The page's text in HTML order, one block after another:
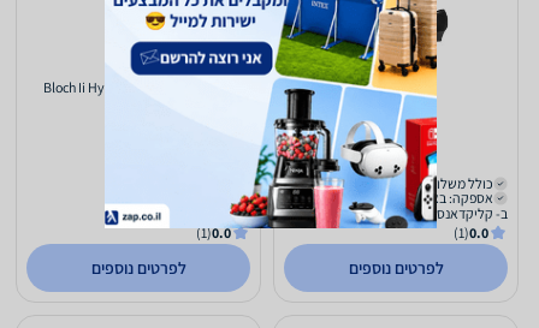
S0326G Bloch
184
₪
כולל משלוח (₪30)
אספקה: באתר
ב- קליקדאנס
0.0
(1)
לפרטים נוספים
ב- קליקדאנס
0.0
(1)
לפרטים נוספים